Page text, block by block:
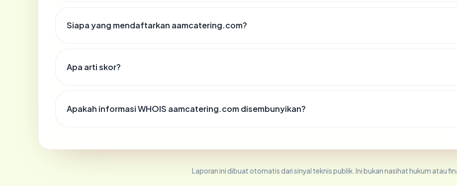
Siapa yang mendaftarkan aamcatering.com?
Apa arti skor?
Apakah informasi WHOIS aamcatering.com disembunyikan?
Laporan ini dibuat otomatis dari sinyal teknis publik. Ini bukan nasihat hukum atau